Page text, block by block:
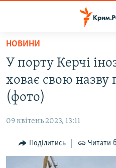
Перейти
основного
матеріалу
Перейти
до
основної
Перейти
до
ВОДА.КРИМ
ВІДЕО ТА ФОТО
БЛОГИ
ПОГЛЯД
ІНТЕРВ'Ю
НОВИНИ
У порту Керчі
ховає свою назву
(фото)
09 квітень 2023, 13:11
Поділитись Читати